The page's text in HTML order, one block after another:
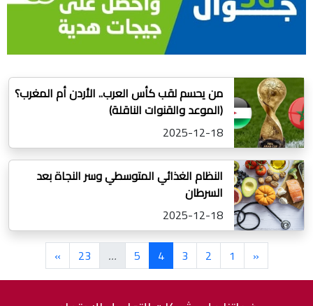
من يحسم لقب كأس العرب.. الأردن أم المغرب؟
(الموعد والقنوات الناقلة)
2025-12-18
النظام الغذائي المتوسطي وسر النجاة بعد
السرطان
2025-12-18
«
1
2
3
4
5
…
23
»